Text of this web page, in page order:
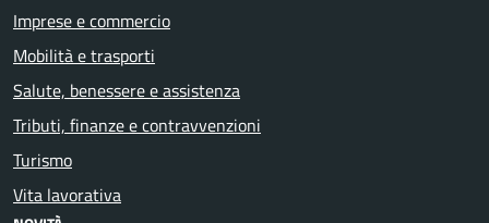
Imprese e commercio
Mobilità e trasporti
Salute, benessere e assistenza
Tributi, finanze e contravvenzioni
Turismo
Vita lavorativa